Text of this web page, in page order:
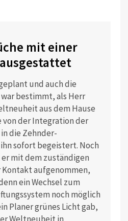
mit einer
und auch die
bestimmt, als Herr
aus dem Hause
von der Integration der
die Zehnder-
sofort begeistert. Noch
mit dem zuständigen
aufgenommen,
ein Wechsel zum
noch möglich
Planer grünes Licht gab,